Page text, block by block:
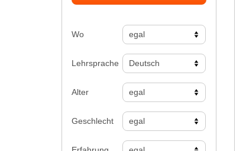
Wo
Lehrsprache
Alter
Geschlecht